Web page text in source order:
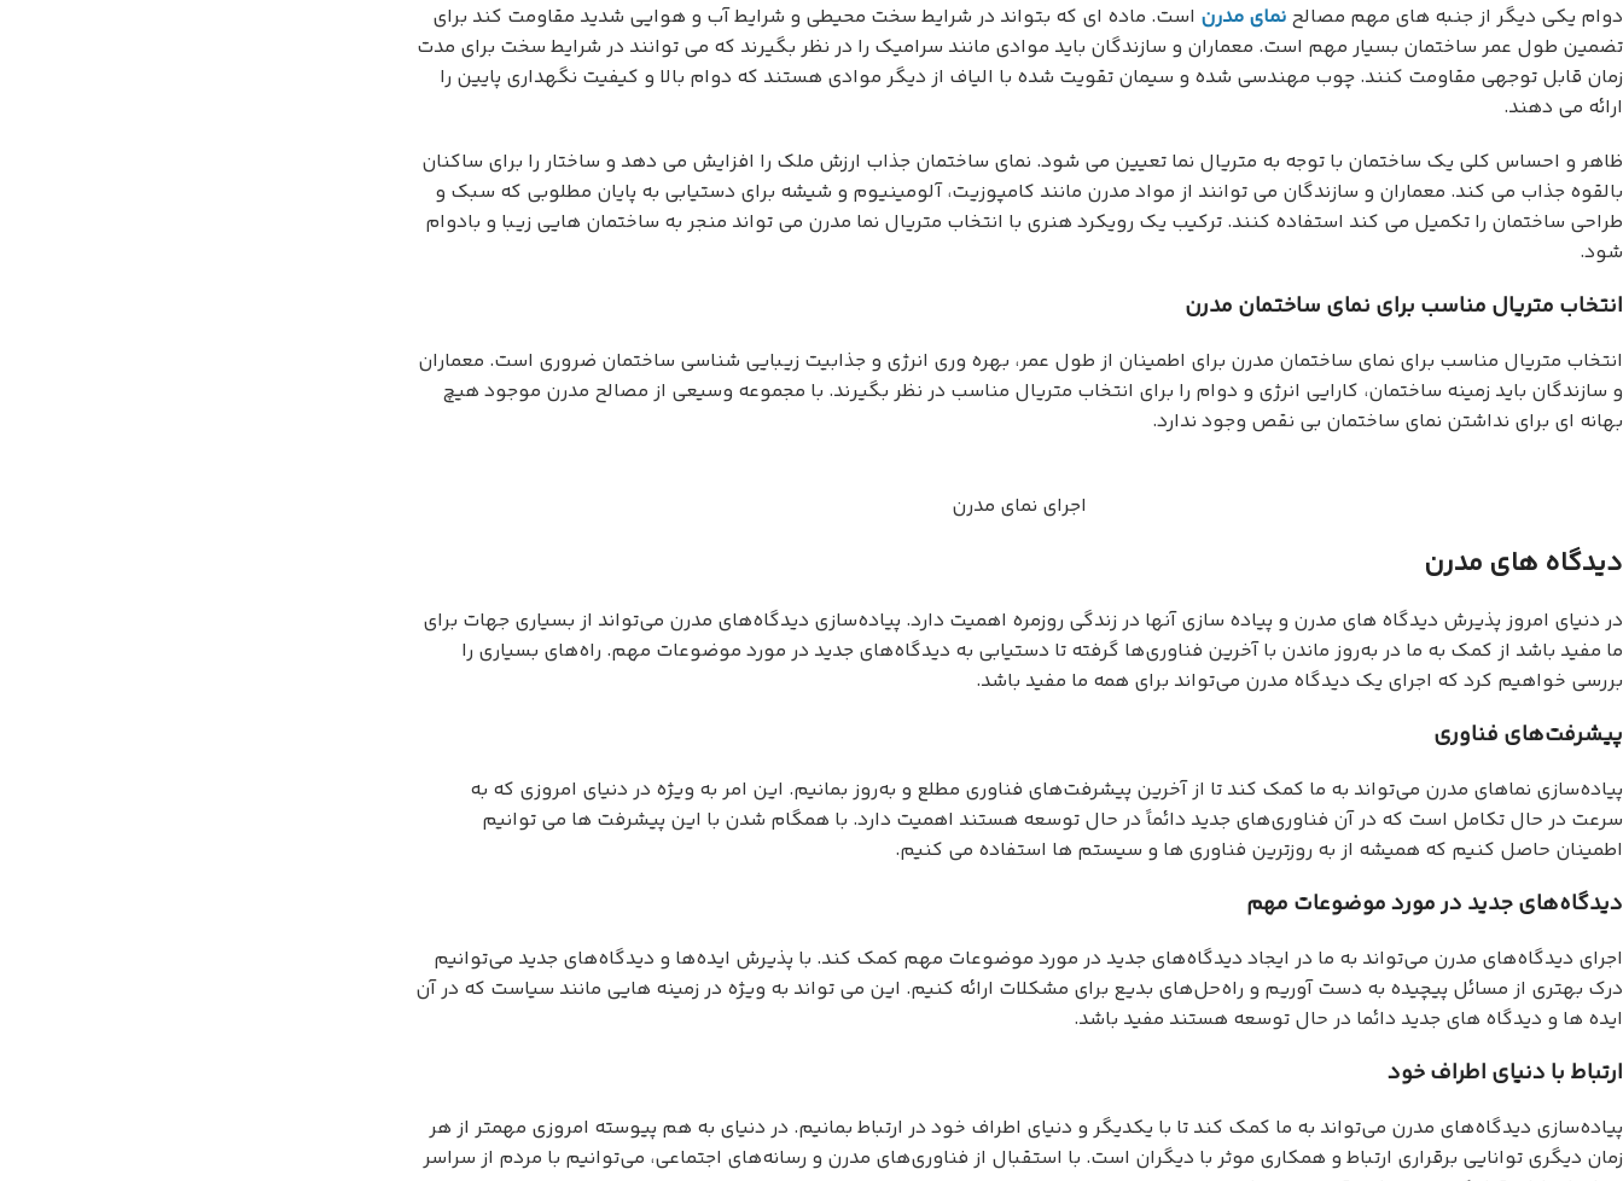
دوام یکی دیگر از جنبه های مهم مصالح نمای مدرن است. ماده ای که بتواند در شرایط سخت محیطی و شرایط آب و هوایی شدید مقاومت کند برای
تضمین طول عمر ساختمان بسیار مهم است. معماران و سازندگان باید موادی مانند سرامیک را در نظر بگیرند که می توانند در شرایط سخت برای مدت
زمان قابل توجهی مقاومت کنند. چوب مهندسی شده و سیمان تقویت شده با الیاف از دیگر موادی هستند که دوام بالا و کیفیت نگهداری پایین را
ارائه می دهند.
ظاهر و احساس کلی یک ساختمان با توجه به متریال نما تعیین می شود. نمای ساختمان جذاب ارزش ملک را افزایش می دهد و ساختار را برای ساکنان
بالقوه جذاب می کند. معماران و سازندگان می توانند از مواد مدرن مانند کامپوزیت، آلومینیوم و شیشه برای دستیابی به پایان مطلوبی که سبک و
طراحی ساختمان را تکمیل می کند استفاده کنند. ترکیب یک رویکرد هنری با انتخاب متریال نما مدرن می تواند منجر به ساختمان هایی زیبا و بادوام
شود.
انتخاب متریال مناسب برای نمای ساختمان مدرن
انتخاب متریال مناسب برای نمای ساختمان مدرن برای اطمینان از طول عمر، بهره وری انرژی و جذابیت زیبایی شناسی ساختمان ضروری است. معماران
و سازندگان باید زمینه ساختمان، کارایی انرژی و دوام را برای انتخاب متریال مناسب در نظر بگیرند. با مجموعه وسیعی از مصالح مدرن موجود هیچ
بهانه ای برای نداشتن نمای ساختمان بی نقص وجود ندارد.
اجرای نمای مدرن
دیدگاه های مدرن
در دنیای امروز پذیرش دیدگاه های مدرن و پیاده سازی آنها در زندگی روزمره اهمیت دارد. پیاده‌سازی دیدگاه‌های مدرن می‌تواند از بسیاری جهات برای
ما مفید باشد از کمک به ما در به‌روز ماندن با آخرین فناوری‌ها گرفته تا دستیابی به دیدگاه‌های جدید در مورد موضوعات مهم. راه‌های بسیاری را
بررسی خواهیم کرد که اجرای یک دیدگاه مدرن می‌تواند برای همه ما مفید باشد.
پیشرفت‌های فناوری
پیاده‌سازی نماهای مدرن می‌تواند به ما کمک کند تا از آخرین پیشرفت‌های فناوری مطلع و به‌روز بمانیم. این امر به ویژه در دنیای امروزی که به
سرعت در حال تکامل است که در آن فناوری‌های جدید دائماً در حال توسعه هستند اهمیت دارد. با همگام شدن با این پیشرفت ها می توانیم
اطمینان حاصل کنیم که همیشه از به روزترین فناوری ها و سیستم ها استفاده می کنیم.
دیدگاه‌های جدید در مورد موضوعات مهم
اجرای دیدگاه‌های مدرن می‌تواند به ما در ایجاد دیدگاه‌های جدید در مورد موضوعات مهم کمک کند. با پذیرش ایده‌ها و دیدگاه‌های جدید می‌توانیم
درک بهتری از مسائل پیچیده به دست آوریم و راه‌حل‌های بدیع برای مشکلات ارائه کنیم. این می تواند به ویژه در زمینه هایی مانند سیاست که در آن
ایده ها و دیدگاه های جدید دائما در حال توسعه هستند مفید باشد.
ارتباط با دنیای اطراف خود
پیاده‌سازی دیدگاه‌های مدرن می‌تواند به ما کمک کند تا با یکدیگر و دنیای اطراف خود در ارتباط بمانیم. در دنیای به هم پیوسته امروزی مهمتر از هر
زمان دیگری توانایی برقراری ارتباط و همکاری موثر با دیگران است. با استقبال از فناوری‌های مدرن و رسانه‌های اجتماعی، می‌توانیم با مردم از سراسر